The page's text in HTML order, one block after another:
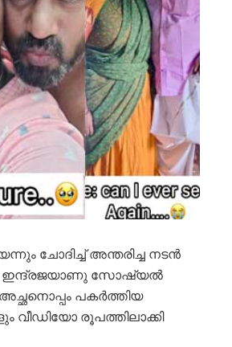
ചോദിച്ച് അന്തരിച്ച നടൻ
ഇന്ദ്രജയാണു സോഷ്യൽ
പകർത്തിയ
രൂപത്തിലാക്കി